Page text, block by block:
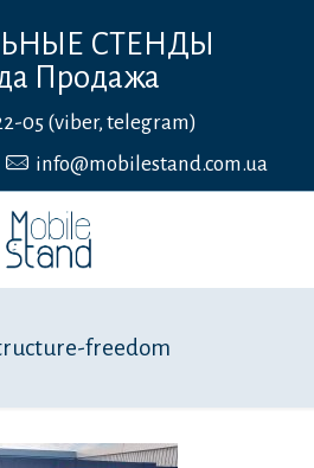
СТЕНДЫ
Продажа
05 (viber, telegram)
info@mobilestand.com.ua
freedom